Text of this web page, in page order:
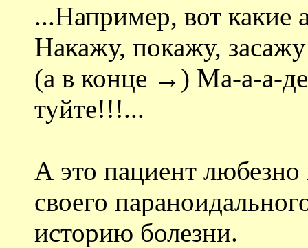
...Например, вот какие
Накажу, покажу,
(а в конце →) Ма-а-а-
туйте!!!...
А это пациент любезно
своего
историю болезни.